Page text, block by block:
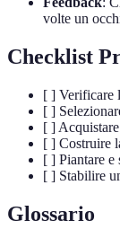
volte un
Checklist
[ ] Verificare
[ ]
[ ]
[ ] Costruire
[ ] Piantare e
[ ] Stabilire
Glossario